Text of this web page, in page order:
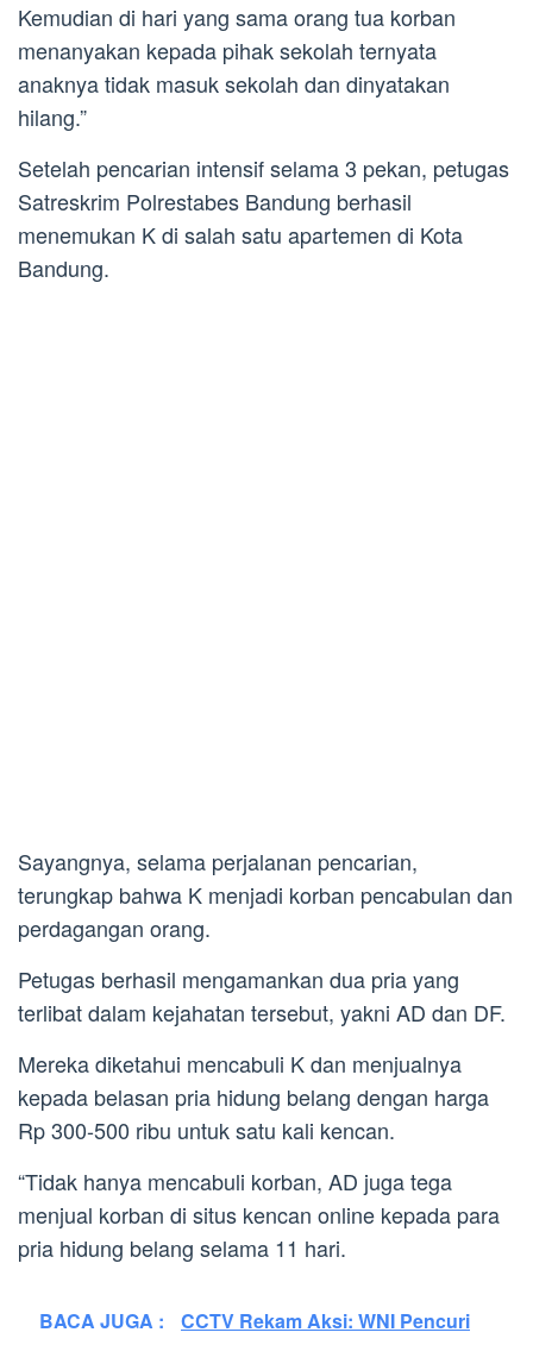
Kemudian di hari yang sama orang tua korban
menanyakan kepada pihak sekolah ternyata
anaknya tidak masuk sekolah dan dinyatakan
hilang.”
Setelah pencarian intensif selama 3 pekan, petugas
Satreskrim Polrestabes Bandung berhasil
menemukan K di salah satu apartemen di Kota
Bandung.
Sayangnya, selama perjalanan pencarian,
terungkap bahwa K menjadi korban pencabulan dan
perdagangan orang.
Petugas berhasil mengamankan dua pria yang
terlibat dalam kejahatan tersebut, yakni AD dan DF.
Mereka diketahui mencabuli K dan menjualnya
kepada belasan pria hidung belang dengan harga
Rp 300-500 ribu untuk satu kali kencan.
“Tidak hanya mencabuli korban, AD juga tega
menjual korban di situs kencan online kepada para
pria hidung belang selama 11 hari.
BACA JUGA :
CCTV Rekam Aksi: WNI Pencuri